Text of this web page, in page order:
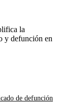
la
y defunción en
de defunción